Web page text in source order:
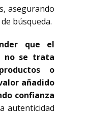
asegurando
búsqueda.
que el
no se trata
o
añadido
confianza
autenticidad